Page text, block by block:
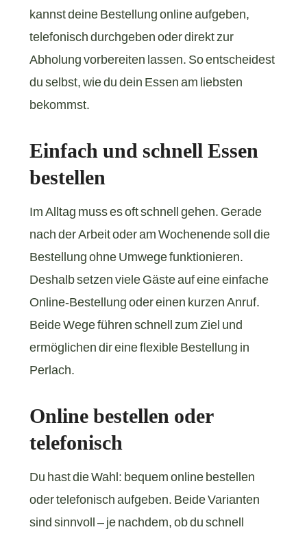
kannst deine Bestellung online aufgeben,
telefonisch durchgeben oder direkt zur
Abholung vorbereiten lassen. So entscheidest
du selbst, wie du dein Essen am liebsten
bekommst.
Einfach und schnell Essen
bestellen
Im Alltag muss es oft schnell gehen. Gerade
nach der Arbeit oder am Wochenende soll die
Bestellung ohne Umwege funktionieren.
Deshalb setzen viele Gäste auf eine einfache
Online-Bestellung oder einen kurzen Anruf.
Beide Wege führen schnell zum Ziel und
ermöglichen dir eine flexible Bestellung in
Perlach.
Online bestellen oder
telefonisch
Du hast die Wahl: bequem online bestellen
oder telefonisch aufgeben. Beide Varianten
sind sinnvoll – je nachdem, ob du schnell